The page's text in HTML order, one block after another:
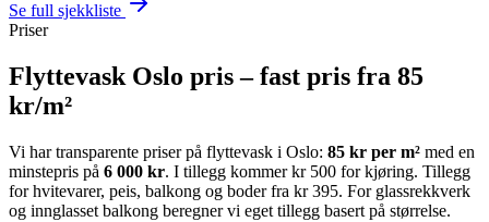
Se full sjekkliste
Priser
Flyttevask Oslo pris – fast pris fra 85
kr/m²
Vi har transparente priser på flyttevask i Oslo: 85 kr per m² med en
minstepris på 6 000 kr. I tillegg kommer kr 500 for kjøring. Tillegg
for hvitevarer, peis, balkong og boder fra kr 395. For glassrekkverk
og innglasset balkong beregner vi eget tillegg basert på størrelse.